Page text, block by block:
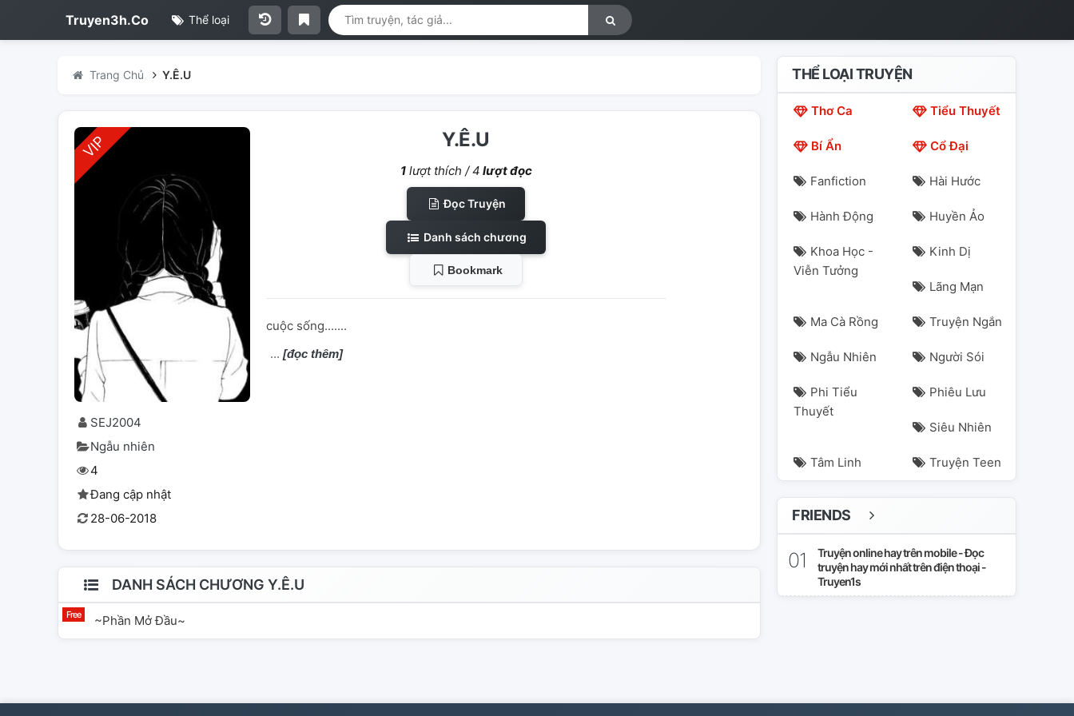
Truyen3h.Co Thể loại
Trang Chủ Y.Ê.U
SEJ2004
Ngẫu nhiên
4
Đang cập nhật
28-06-2018
Y.Ê.U
1lượt thích /4 lượt đọc
Đọc Truyện
Danh sách chương
Bookmark
cuộc sống.......
[đọc thêm]
DANH SÁCH CHƯƠNG Y.Ê.U
~Phần Mở Đầu~
THỂ LOẠI TRUYỆN
Thơ Ca Tiểu Thuyết
Bí Ẩn Cổ Đại
Fanfiction Hài Hước
Hành Động Huyền Ảo
Khoa Học -
Viễn Tưởng
Kinh Dị
Lãng Mạn
Ma Cà Rồng Truyện Ngắn
Ngẫu Nhiên Người Sói
Phi Tiểu
Thuyết
Phiêu Lưu
Siêu Nhiên
Tâm Linh Truyện Teen
FRIENDS
Truyện online hay trên mobile - Đọc
truyện hay mới nhất trên điện thoại -
Truyen1s